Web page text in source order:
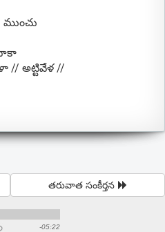
ముంచు
// అట్టివేళ //
తరువాత సంకీర్తన
-05:22